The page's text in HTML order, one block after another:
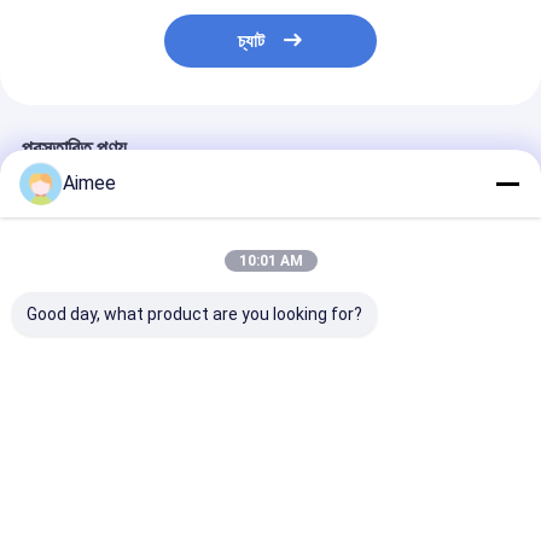
বুoom ব্যারিয়ার গেট
ত্রিপাক্ষ ঘূর্ণন গেট
চ্যাট
প্রস্তাবিত পণ্য
Aimee
10:01 AM
Good day, what product are you looking for?